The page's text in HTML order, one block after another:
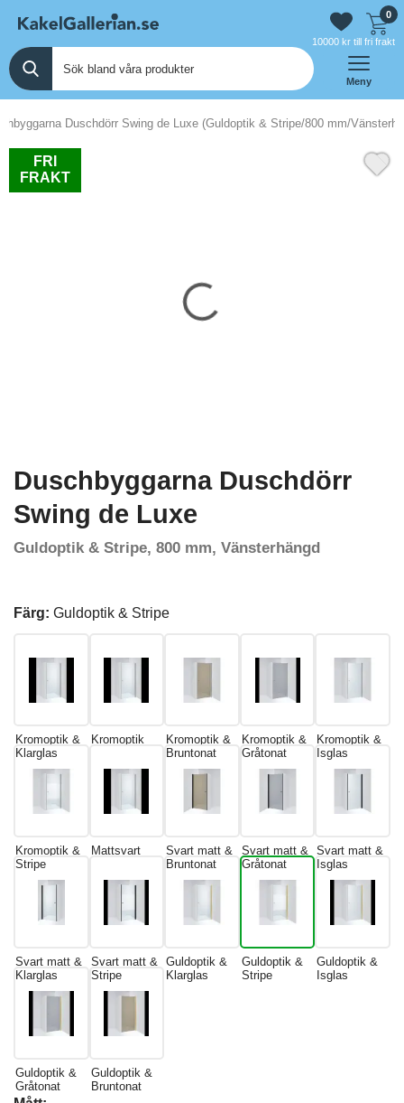
0
10000 kr till fri frakt
Meny
Duschdörr Swing de Luxe (Guldoptik & Stripe/800 mm/
FRI
FRAKT
Duschbyggarna Duschdörr
Swing de Luxe
Guldoptik & Stripe, 800 mm, Vänsterhängd
Färg: Guldoptik & Stripe
Kromoptik &
Klarglas
Kromoptik
Kromoptik &
Bruntonat
Kromoptik &
Gråtonat
Kromoptik &
Isglas
Kromoptik &
Stripe
Mattsvart
Svart matt &
Bruntonat
Svart matt &
Gråtonat
Svart matt &
Isglas
Svart matt &
Klarglas
Svart matt &
Stripe
Guldoptik &
Klarglas
Guldoptik &
Stripe
Guldoptik &
Isglas
Guldoptik &
Gråtonat
Guldoptik &
Bruntonat